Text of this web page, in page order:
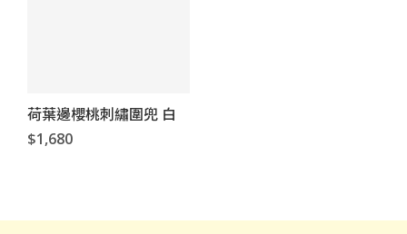
荷葉邊櫻桃刺繡圍兜 白
$1,680